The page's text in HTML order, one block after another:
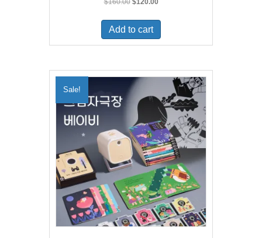
$160.00
was:
$160.00.
$120.00
is:
Add to cart
Sale!